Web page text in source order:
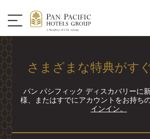
さまざまな特典がす
パン パシフィック ディスカバリーに
様、またはすでにアカウントをお持ち
インイン。